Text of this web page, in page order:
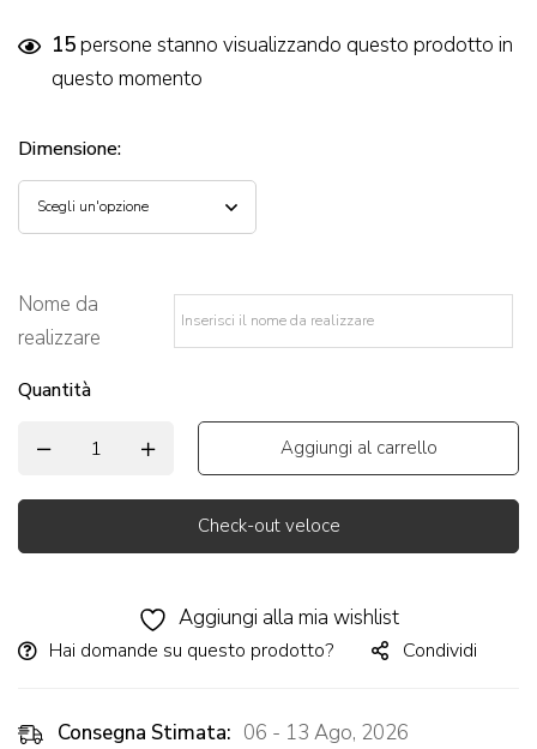
15persone stanno visualizzando questo prodotto in
questo momento
Dimensione:
Nome da
realizzare
Quantità
Aggiungi al carrello
Check-out veloce
Aggiungi alla mia wishlist
Hai domande su questo prodotto? Condividi
Consegna Stimata: 06 - 13 Ago, 2026